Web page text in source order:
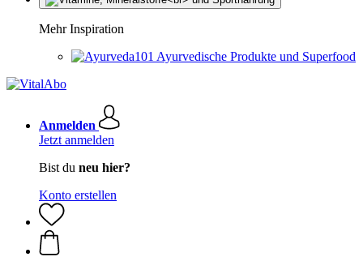
Mehr Inspiration
Ayurvedische Produkte und Superfood
Anmelden
Jetzt anmelden
Bist du neu hier?
Konto erstellen